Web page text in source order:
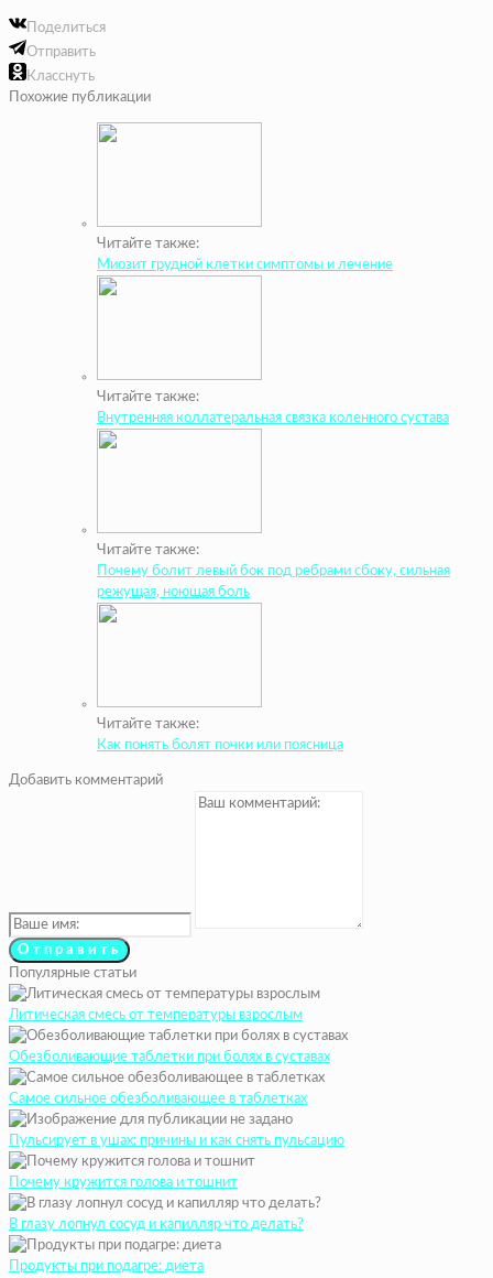
Поделиться
Отправить
Класснуть
Похожие публикации
Читайте также:
Миозит грудной клетки симптомы и лечение
Читайте также:
Внутренняя коллатеральная связка коленного сустава
Читайте также:
Почему болит левый бок под ребрами сбоку, сильная
режущая, ноющая боль
Читайте также:
Как понять болят почки или поясница
Добавить комментарий
Популярные статьи
Литическая смесь от температуры взрослым
Обезболивающие таблетки при болях в суставах
Самое сильное обезболивающее в таблетках
Пульсирует в ушах: причины и как снять пульсацию
Почему кружится голова и тошнит
В глазу лопнул сосуд и капилляр что делать?
Продукты при подагре: диета